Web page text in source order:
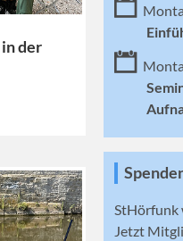
der
StHörfunk
Jetzt